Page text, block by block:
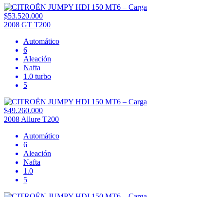
$53.520.000
2008 GT T200
Automático
6
Aleación
Nafta
1.0 turbo
5
$49.260.000
2008 Allure T200
Automático
6
Aleación
Nafta
1.0
5